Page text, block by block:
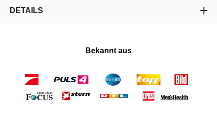
DETAILS
Bekannt aus